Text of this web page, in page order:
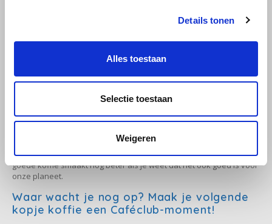
Details tonen
Alles toestaan
Selectie toestaan
Weigeren
Swisso Kaffee
Begin vandaag nog met verantwoord
duurzaamheid en betaalbaarheid combineert, dan is Caféclub een
klimaatneutrale productie draag je bij aan een betere wereld,
niet belast.
Probeer Caféclub vandaag nog en ontdek waarom steeds meer
koffieliefhebbers overstappen op dit verantwoorde merk. Want
goede koffie smaakt nóg beter als je weet dat het ook goed is voor
onze planeet.
Waar wacht je nog op? Maak je volgende
kopje koffie een Caféclub-moment!